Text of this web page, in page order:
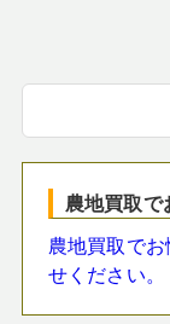
農地買取
農地買取で
せください。